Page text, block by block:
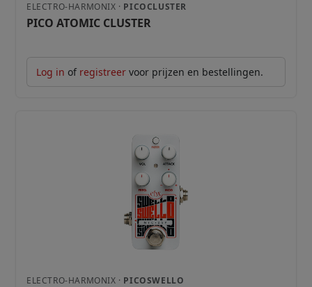
ELECTRO-HARMONIX · PICOCLUSTER
PICO ATOMIC CLUSTER
Log in of registreervoor prijzen en bestellingen.
ELECTRO-HARMONIX · PICOSWELLO